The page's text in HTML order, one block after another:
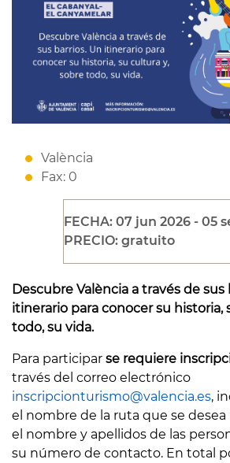
València
Fax: 0
FECHA: 07 jun 2026 - 05
PRECIO: gratuito
Descubre València a través de sus
itinerario para conocer su historia,
todo, su vida.
Para participar se requiere
través del correo electrónico
inscripcionturismo@valencia.es,
el nombre de la ruta que se desea
el nombre y apellidos de las
su número de contacto. En total